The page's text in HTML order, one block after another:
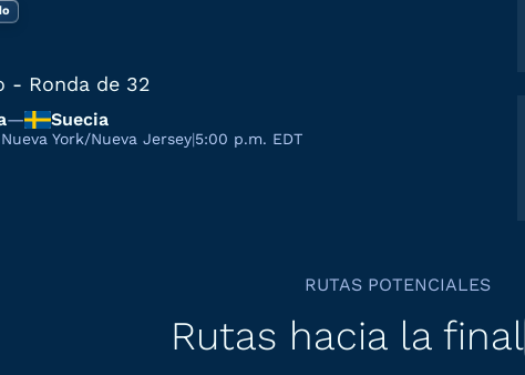
- Ronda de 32
— Suecia
York/Nueva Jersey|5:00 p.m. EDT
RUTAS POTENCIALES
Rutas hacia la final